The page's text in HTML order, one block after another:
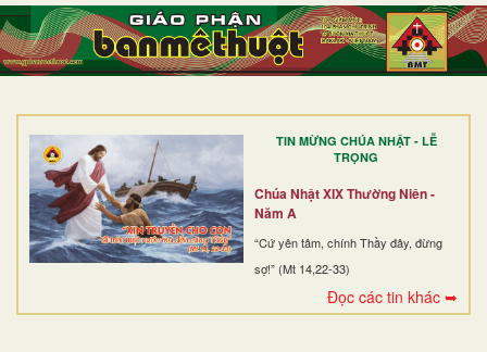
TIN MỪNG CHÚA NHẬT - LỄ
TRỌNG
Chúa Nhật XIX Thường Niên -
Năm A
“Cứ yên tâm, chính Thầy đây, đừng
sợ!” (Mt 14,22-33)
Đọc các tin khác ➥
TRANG NHẤT
GIỚI THIỆU
DÒNG TU
BAN MỤC VỤ
ĐOÀN THỂ CG
ĐIỂM HÀNH HƯƠNG